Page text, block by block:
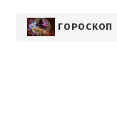
ГОРОСКОП